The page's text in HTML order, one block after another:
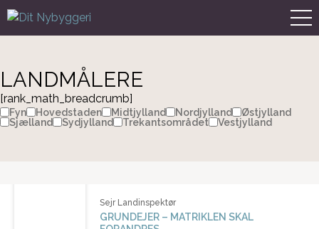
LANDMÅLERE
[rank_math_breadcrumb]
Fyn Hovedstaden Midtjylland Nordjylland
Østjylland
Sjælland
Sydjylland Trekantsområdet Vestjylland
Sejr Landinspektør
GRUNDEJER – MATRIKLEN SKAL